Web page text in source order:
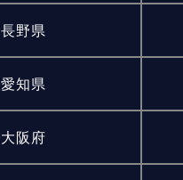
長野県
愛知県
大阪府